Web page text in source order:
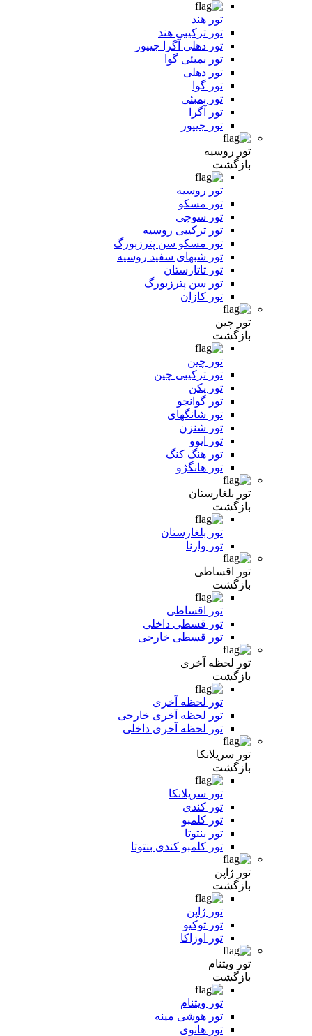
تور هند
تور ترکیبی هند
تور دهلی آگرا جیپور
تور بمبئی گوا
تور دهلی
تور گوا
تور بمبئی
تور آگرا
تور جیپور
تور روسیه
بازگشت
تور روسیه
تور مسکو
تور سوچی
تور ترکیبی روسیه
تور مسکو سن پترزبورگ
تور شبهای سفید روسیه
تور تاتارستان
تور سن پترزبورگ
تور کازان
تور چین
بازگشت
تور چین
تور ترکیبی چین
تور پکن
تور گوانجو
تور شانگهای
تور شنزن
تور ایوو
تور هنگ کنگ
تور هانگژو
تور بلغارستان
بازگشت
تور بلغارستان
تور وارنا
تور اقساطی
بازگشت
تور اقساطی
تور قسطی داخلی
تور قسطی خارجی
تور لحظه آخری
بازگشت
تور لحظه آخری
تور لحظه آخری خارجی
تور لحظه آخری داخلی
تور سریلانکا
بازگشت
تور سریلانکا
تور کندی
تور کلمبو
تور بنتوتا
تور کلمبو کندی بنتوتا
تور ژاپن
بازگشت
تور ژاپن
تور توکیو
تور اوزاکا
تور ویتنام
بازگشت
تور ویتنام
تور هوشی مینه
تور هانوی